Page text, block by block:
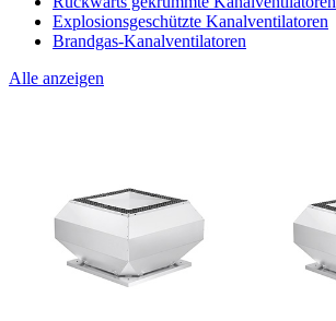
Explosionsgeschützte Kanalventilatoren
Brandgas-Kanalventilatoren
Alle anzeigen